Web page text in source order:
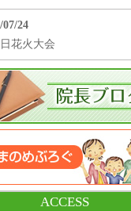
07/24
花火大会
ACCESS